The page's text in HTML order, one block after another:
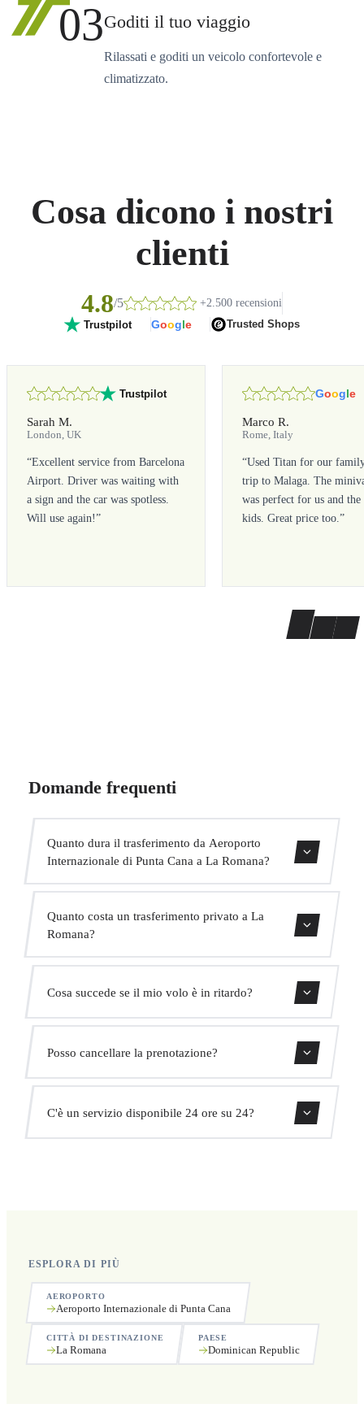
03Goditi il tuo viaggio
Rilassati e goditi un veicolo confortevole e
climatizzato.
Cosa dicono i nostri
clienti
4.8/5 +2.500 recensioni
Trustpilot Google Trusted Shops
Trustpilot
Sarah M.
London, UK
“Excellent service from Barcelona
Airport. Driver was waiting with
a sign and the car was spotless.
Will use again!”
Google
Marco R.
Rome, Italy
“Used Titan for our
trip to Malaga. The
was perfect for us and the
kids. Great price too.”
Domande frequenti
Quanto dura il trasferimento da Aeroporto
Internazionale di Punta Cana a La Romana?
Quanto costa un trasferimento privato a La
Romana?
prezzo fisso immediato. Senza costi nascosti.
Cosa succede se il mio volo è in ritardo?
adatterà automaticamente l'orario di ritiro senza costi
aggiuntivi.
Posso cancellare la prenotazione?
Sì, puoi cancellare gratuitamente fino a 24 ore prima del
ritiro.
C'è un servizio disponibile 24 ore su 24?
ESPLORA DI PIÙ
AEROPORTO
Aeroporto Internazionale di Punta Cana
CITTÀ DI DESTINAZIONE
La Romana
PAESE
Dominican Republic